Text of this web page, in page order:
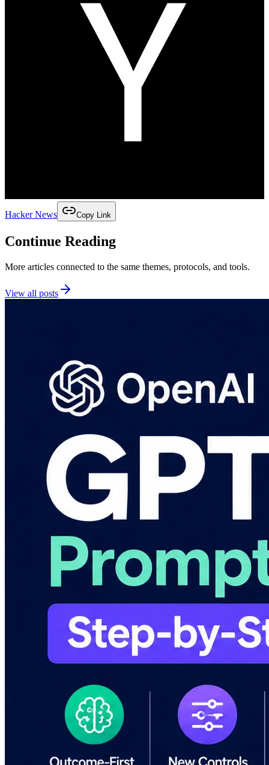
Hacker News Copy Link
Continue Reading
More articles connected to the same themes, protocols, and tools.
View all posts